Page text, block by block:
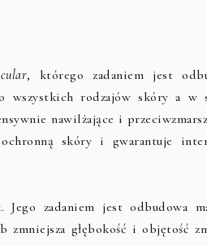
, którego zadaniem jest
wszystkich rodzajów skóry a w
nawilżające i
skóry i gwarantuje
zadaniem jest odbudowa
głębokość i objętość